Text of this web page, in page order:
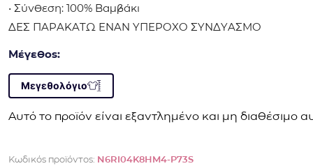
• Σύνθεση: 100% Βαμβάκι
ΔΕΣ ΠΑΡΑΚΑΤΩ ΕΝΑΝ ΥΠΕΡΟΧΟ ΣΥΝΔΥΑΣΜΟ
Μέγεθος:
Μεγεθολόγιο
Αυτό το προϊόν είναι εξαντλημένο και μη διαθέσιμο
Κωδικός προϊόντος: N6RI04K8HM4-P73S